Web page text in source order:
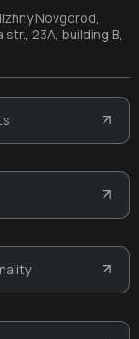
Novgorod,
str., 23A, building B,